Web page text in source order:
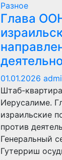
Разное
Глава
01.01.2026
Штаб-
Иерусалиме.
израильские
против
Генеральный
Гутерриш